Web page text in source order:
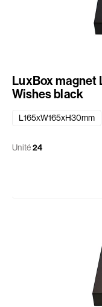
LuxBox magnet
Wishes black
L165xW165xH30mm
Unité24